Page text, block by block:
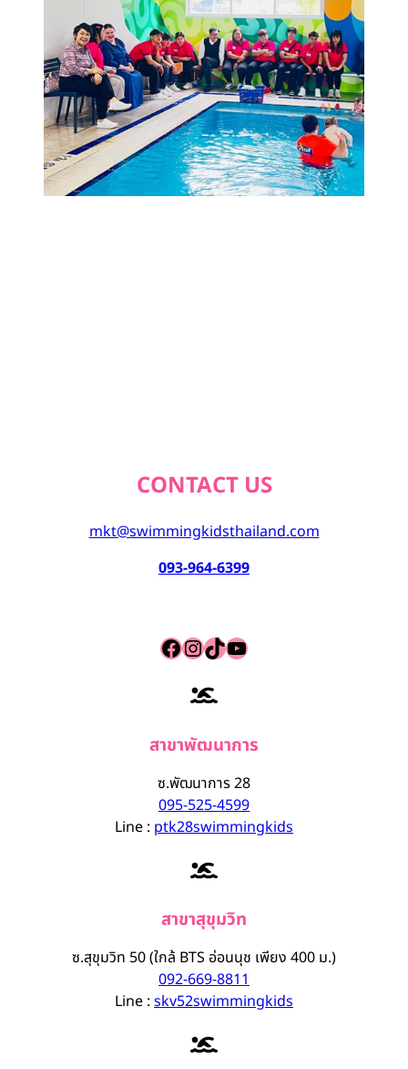
CONTACT US
mkt@swimmingkidsthailand.com
093-964-6399
Facebook
Instagram
TikTok
YouTube
สาขาพัฒนาการ
ซ.พัฒนาการ 28
095-525-4599
Line : ptk28swimmingkids
สาขาสุขุมวิท
ซ.สุขุมวิท 50 (ใกล้ BTS อ่อนนุช เพียง 400 ม.)
092-669-8811
Line : skv52swimmingkids